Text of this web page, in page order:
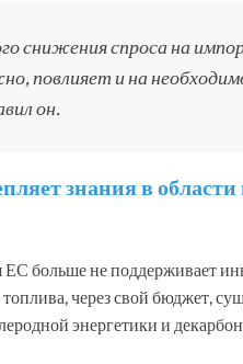
снижения спроса на
повлияет и на
он.
знания в
ЕС больше не поддерживает
через свой бюджет,
энергетики и